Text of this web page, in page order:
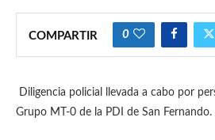
COMPARTIR 0
Diligencia policial llevada a cabo por
Grupo MT-0 de la PDI de San Fernando.